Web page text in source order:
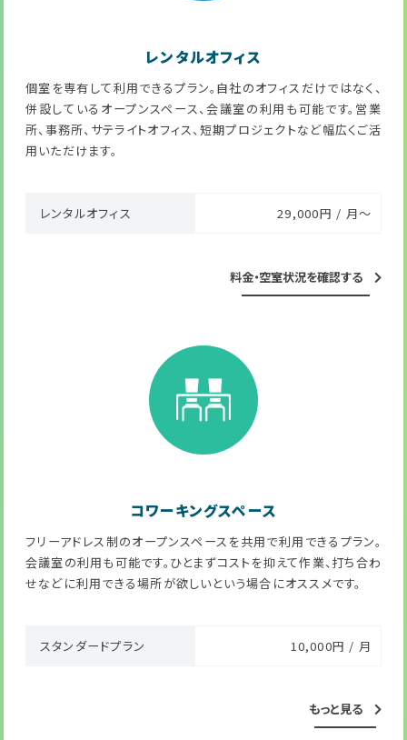
レンタルオフィス
個室を専有して利用できるプラン。自社のオフィスだけではなく、
併設しているオープンスペース、会議室の利用も可能です。営業
所、事務所、サテライトオフィス、短期プロジェクトなど幅広くご活
用いただけます。
レンタルオフィス 29,000円 / 月～
料金・空室状況を確認する
コワーキングスペース
フリーアドレス制のオープンスペースを共用で利用できるプラン。
会議室の利用も可能です。ひとまずコストを抑えて作業、打ち合わ
せなどに利用できる場所が欲しいという場合にオススメです。
スタンダードプラン 10,000円 / 月
もっと見る